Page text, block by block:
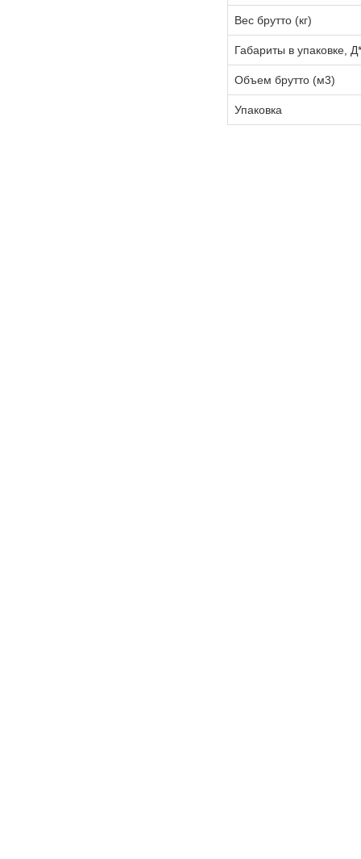
Вес брутто (кг)
Габариты в упаковке,
Объем брутто (м3)
Упаковка